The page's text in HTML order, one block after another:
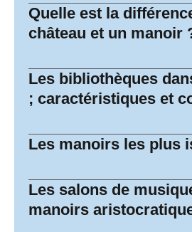
Quelle est la
château et un manoir
Les bibliothèques
; caractéristiques et
Les manoirs les plus
Les salons de
manoirs